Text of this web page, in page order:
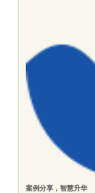
案例分享，智慧升华